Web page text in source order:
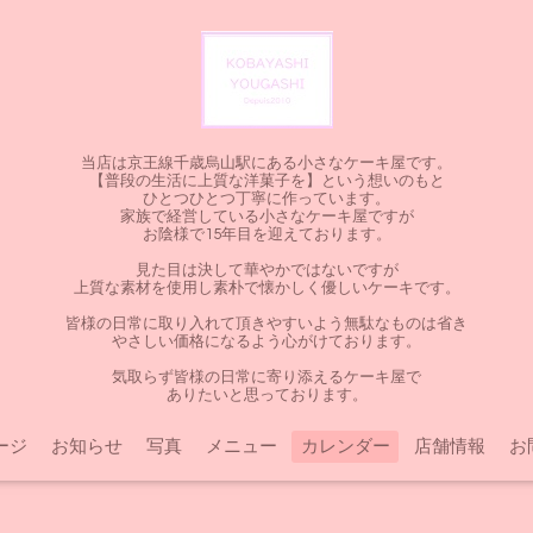
当店は京王線千歳烏山駅にある小さなケーキ屋です。
【普段の生活に上質な洋菓子を】という想いのもと
ひとつひとつ丁寧に作っています。
家族で経営している小さなケーキ屋ですが
お陰様で15年目を迎えております。
見た目は決して華やかではないですが
上質な素材を使用し素朴で懐かしく優しいケーキです。
皆様の日常に取り入れて頂きやすいよう無駄なものは省き
やさしい価格になるよう心がけております。
気取らず皆様の日常に寄り添えるケーキ屋で
ありたいと思っております。
ジ お知らせ 写真 メニュー カレンダー 店舗情報 お